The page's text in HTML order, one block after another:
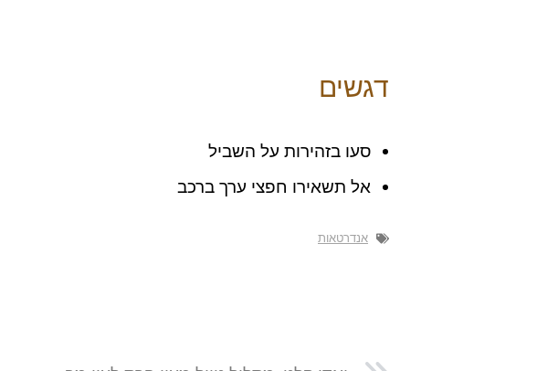
דגשים
סעו בזהירות על השביל
אל תשאירו חפצי ערך ברכב
אנדרטאות